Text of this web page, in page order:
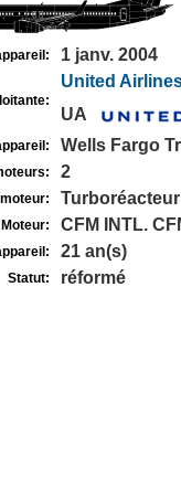
1 janv. 2004
United
UA
Wells Fargo
2
Turboréacteur
Moteur: CFM INTL.
21 an(s)
Statut: réformé